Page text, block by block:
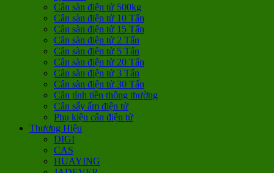
Cân sàn điện tử 500kg
Cân sàn điện tử 10 Tấn
Cân sàn điện tử 15 Tấn
Cân sàn điện tử 2 Tấn
Cân sàn điện tử 5 Tấn
Cân sàn điện tử 20 Tấn
Cân sàn điện tử 3 Tấn
Cân sàn điện tử 30 Tấn
Cân tính tiền thông thường
Cân sấy ẩm điện tử
Phụ kiện cân điện tử
Thương Hiệu
DIGI
CAS
HUAYING